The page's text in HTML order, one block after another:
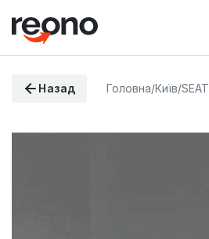
Назад Головна/Київ/SEAT